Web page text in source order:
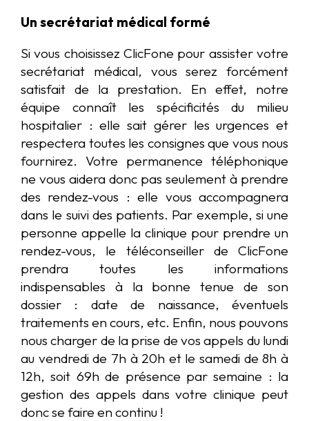
Un secrétariat médical formé
Si vous choisissez ClicFone pour assister votre
secrétariat médical, vous serez forcément
satisfait de la prestation. En effet, notre
équipe connaît les spécificités du milieu
hospitalier : elle sait gérer les urgences et
respectera toutes les consignes que vous nous
fournirez. Votre permanence téléphonique
ne vous aidera donc pas seulement à prendre
des rendez-vous : elle vous accompagnera
dans le suivi des patients. Par exemple, si une
personne appelle la clinique pour prendre un
rendez-vous, le téléconseiller de ClicFone
prendra toutes les informations
indispensables à la bonne tenue de son
dossier : date de naissance, éventuels
traitements en cours, etc. Enfin, nous pouvons
nous charger de la prise de vos appels du lundi
au vendredi de 7h à 20h et le samedi de 8h à
12h, soit 69h de présence par semaine : la
gestion des appels dans votre clinique peut
donc se faire en continu !